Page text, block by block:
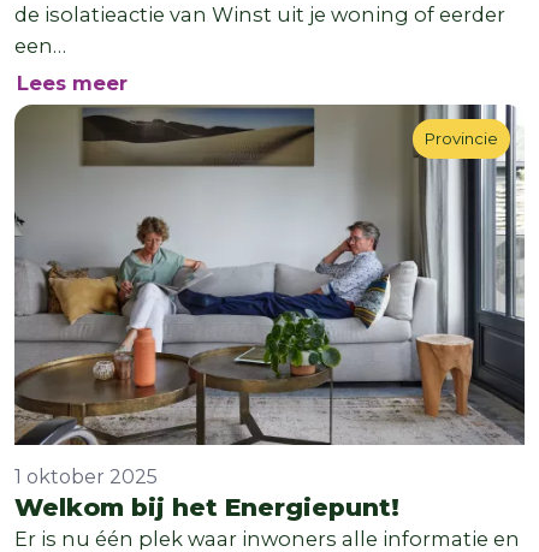
de isolatieactie van Winst uit je woning of eerder
een…
Lees meerover Update 3 dec: Winst uit je
Welkom bij het Energiepunt!
1 oktober 2025
Er is nu één plek waar inwoners alle informatie en
Provincie
Provincie